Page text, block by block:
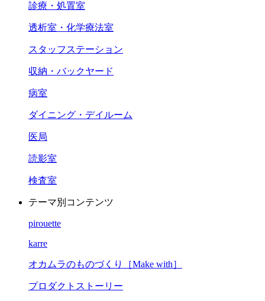
診療・処置室
透析室・化学療法室
スタッフステーション
収納・バックヤード
病室
ダイニング・デイルーム
医局
読影室
検査室
テーマ別コンテンツ
pirouette
karre
オカムラのものづくり［Make with］
プロダクトストーリー